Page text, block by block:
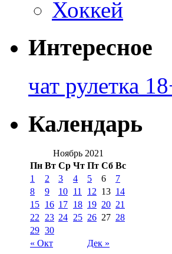
Хоккей
Интересное
чат рулетка
Календарь
Ноябрь 2021
Пн Вт Ср Чт Пт Сб Вс
« Окт Дек »
1 2 3 4 5 6
7
8
9 10 11 12 13 14
15 16 17 18 19 20 21
22 23 24 25 26 27 28
29 30